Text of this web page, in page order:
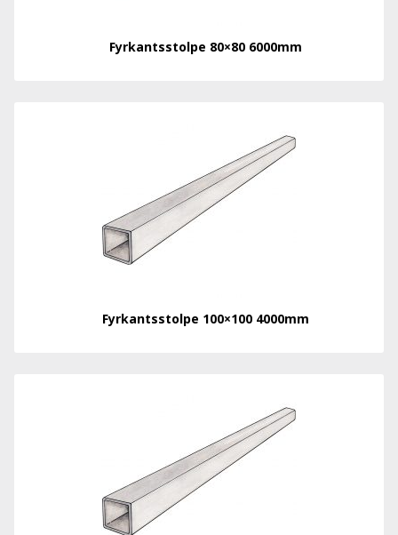
Fyrkantsstolpe 80×80 6000mm
Fyrkantsstolpe 100×100 4000mm